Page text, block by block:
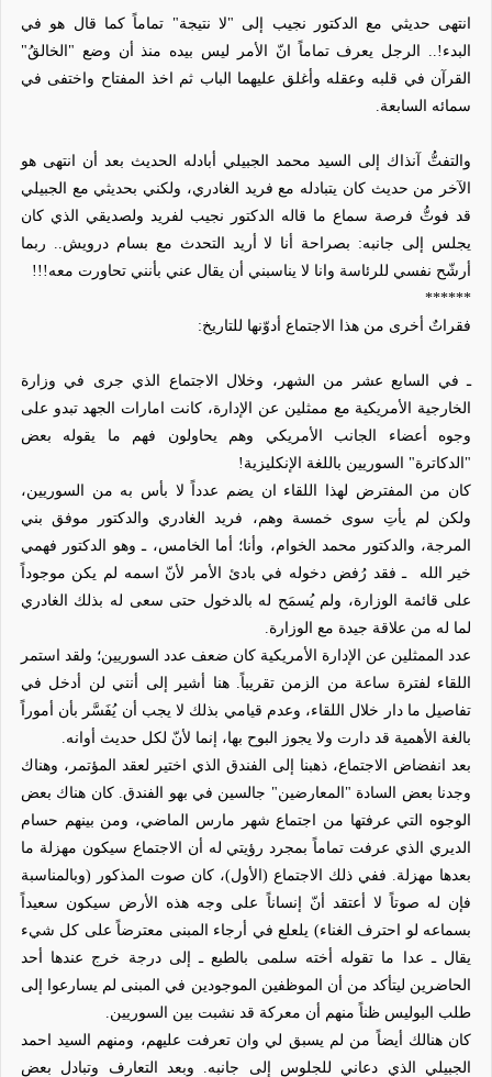
انتهى حديثي مع الدكتور نجيب إلى "لا نتيجة" تماماً كما قال هو في
البدء!.. الرجل يعرف تماماً انّ الأمر ليس بيده منذ أن وضع "الخالقُ"
القرآن في قلبه وعقله وأغلق عليهما الباب ثم اخذ المفتاح واختفى في
سمائه السابعة.
والتفتُّ آنذاك إلى السيد محمد الجبيلي أبادله الحديث بعد أن انتهى هو
الآخر من حديث كان يتبادله مع فريد الغادري، ولكني بحديثي مع الجبيلي
قد فوتُّ فرصة سماع ما قاله الدكتور نجيب لفريد ولصديقي الذي كان
يجلس إلى جانبه: بصراحة أنا لا أريد التحدث مع بسام درويش.. ربما
أرشّح نفسي للرئاسة وانا لا يناسبني أن يقال عني بأنني تحاورت معه!!!
******
فقراتٌ أخرى من هذا الاجتماع أدوّنها للتاريخ:
ـ في السابع عشر من الشهر، وخلال الاجتماع الذي جرى في وزارة
الخارجية الأمريكية مع ممثلين عن الإدارة، كانت امارات الجهد تبدو على
وجوه أعضاء الجانب الأمريكي وهم يحاولون فهم ما يقوله بعض
"الدكاترة" السوريين باللغة الإنكليزية!
كان من المفترض لهذا اللقاء ان يضم عدداً لا بأس به من السوريين،
ولكن لم يأتِ سوى خمسة وهم، فريد الغادري والدكتور موفق بني
المرجة، والدكتور محمد الخوام، وأنا؛ أما الخامس، ـ وهو الدكتور فهمي
خير الله
ـ فقد رُفض دخوله في بادئ الأمر لأنّ اسمه لم يكن موجوداً
على قائمة الوزارة، ولم يُسمَح له بالدخول حتى سعى له بذلك الغادري
لما له من علاقة جيدة مع الوزارة.
عدد الممثلين عن الإدارة الأمريكية كان ضعف عدد السوريين؛ ولقد استمر
اللقاء لفترة ساعة من الزمن تقريباً. هنا أشير إلى أنني لن أدخل في
تفاصيل ما دار خلال اللقاء، وعدم قيامي بذلك لا يجب أن يُفَسَّر بأن أموراً
بالغة الأهمية قد دارت ولا يجوز البوح بها، إنما لأنّ لكل حديث أوانه.
بعد انفضاض الاجتماع، ذهبنا إلى الفندق الذي اختير لعقد المؤتمر، وهناك
وجدنا بعض السادة "المعارضين" جالسين في بهو الفندق. كان هناك بعض
الوجوه التي عرفتها من اجتماع شهر مارس الماضي، ومن بينهم حسام
الديري الذي عرفت تماماً بمجرد رؤيتي له أن الاجتماع سيكون مهزلة ما
بعدها مهزلة. ففي ذلك الاجتماع (الأول)، كان صوت المذكور (وبالمناسبة
فإن له صوتاً لا أعتقد أنّ إنساناً على وجه هذه الأرض سيكون سعيداً
بسماعه لو احترف الغناء) يلعلع في أرجاء المبنى معترضاً على كل شيء
يقال ـ عدا ما تقوله أخته سلمى بالطبع ـ إلى درجة خرج عندها أحد
الحاضرين ليتأكد من أن الموظفين الموجودين في المبنى لم يسارعوا إلى
طلب البوليس ظناً منهم أن معركة قد نشبت بين السوريين.
كان هنالك أيضاً من لم يسبق لي وان تعرفت عليهم، ومنهم السيد احمد
الجبيلي الذي دعاني للجلوس إلى جانبه. وبعد التعارف وتبادل بعض